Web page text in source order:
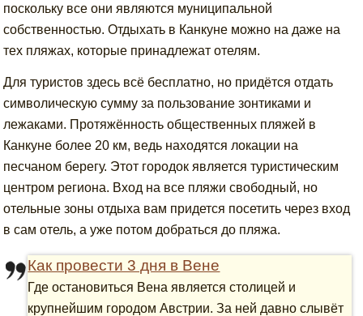
поскольку все они являются муниципальной
собственностью. Отдыхать в Канкуне можно на даже на
тех пляжах, которые принадлежат отелям.
Для туристов здесь всё бесплатно, но придётся отдать
символическую сумму за пользование зонтиками и
лежаками. Протяжённость общественных пляжей в
Канкуне более 20 км, ведь находятся локации на
песчаном берегу. Этот городок является туристическим
центром региона. Вход на все пляжи свободный, но
отельные зоны отдыха вам придется посетить через вход
в сам отель, а уже потом добраться до пляжа.
Как провести 3 дня в Вене
Где остановиться Вена является столицей и
крупнейшим городом Австрии. За ней давно слывёт